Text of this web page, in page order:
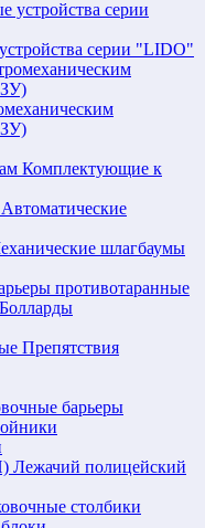
серии "LIDO"
Комплектующие к
Автоматические
шлагбаумы
противотаранные
Болларды
Препятствия
барьеры
Лежачий полицейский
столбики